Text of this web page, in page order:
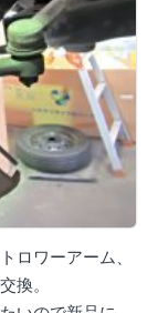
ロワーアーム、
換。